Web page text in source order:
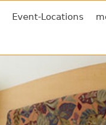
Event-Locations